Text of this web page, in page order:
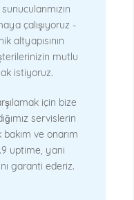
çalışıyoruz -
altyapısının
mutlu
istiyoruz.
için bize
servislerin
ve onarım
uptime, yani
garanti ederiz.